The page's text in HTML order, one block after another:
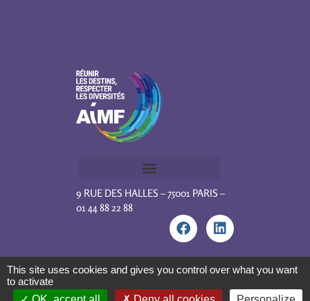
9 RUE DES HALLES – 75001 PARIS –
01 44 88 22 88
This site uses cookies and gives you control over what you want
to activate